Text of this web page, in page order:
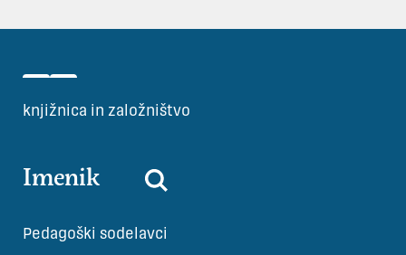
knjižnica in založništvo
Imenik
Pedagoški sodelavci